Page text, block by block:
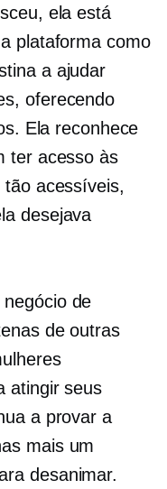
ela está
plataforma como
a ajudar
oferecendo
Ela reconhece
ter acesso às
acessíveis,
desejava
de
de outras
atingir seus
a provar a
mais um
desanimar.